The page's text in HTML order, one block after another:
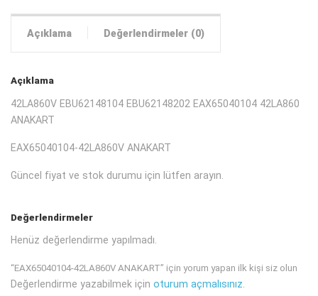
Açıklama Değerlendirmeler (0)
Açıklama
42LA860V EBU62148104 EBU62148202 EAX65040104 42LA860
ANAKART
EAX65040104-42LA860V ANAKART
Güncel fiyat ve stok durumu için lütfen arayın.
Değerlendirmeler
Henüz değerlendirme yapılmadı.
“EAX65040104-42LA860V ANAKART” için yorum yapan ilk kişi siz olun
Değerlendirme yazabilmek için oturum açmalısınız